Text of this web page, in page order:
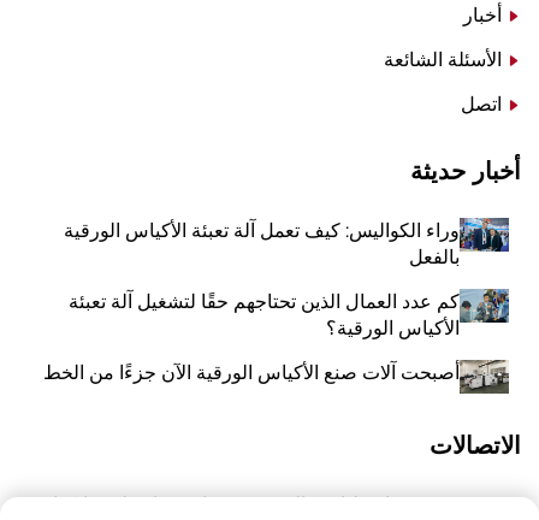
أخبار
الأسئلة الشائعة
اتصل
أخبار حديثة
وراء الكواليس: كيف تعمل آلة تعبئة الأكياس الورقية
بالفعل
كم عدد العمال الذين تحتاجهم حقًا لتشغيل آلة تعبئة
الأكياس الورقية؟
أصبحت آلات صنع الأكياس الورقية الآن جزءًا من الخط
الاتصالات